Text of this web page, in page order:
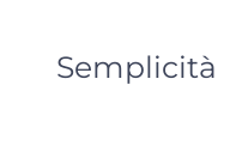
Semplicità